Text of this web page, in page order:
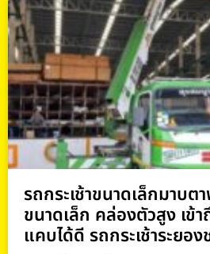
รถกระเช้าขนาดเล็กมาบต
ขนาดเล็ก คล่องตัวสูง เข้
แคบได้ดี รถกระเช้าระยอ